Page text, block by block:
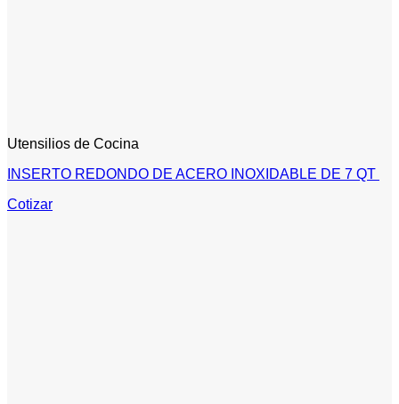
Utensilios de Cocina
INSERTO REDONDO DE ACERO INOXIDABLE DE 7 QT
Cotizar